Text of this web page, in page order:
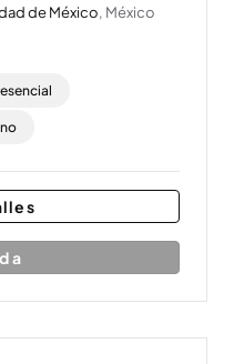
de México, México